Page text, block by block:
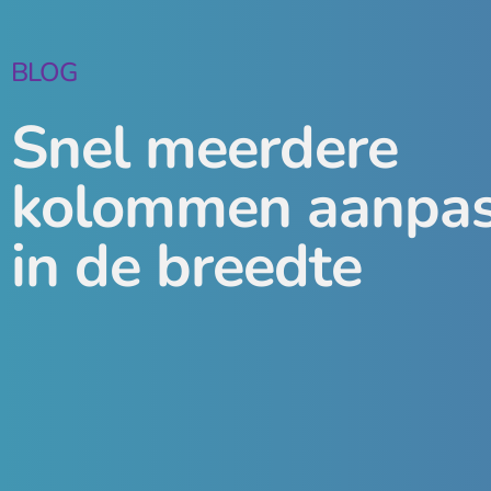
BLOG
Snel meerdere
kolommen
in de breedte